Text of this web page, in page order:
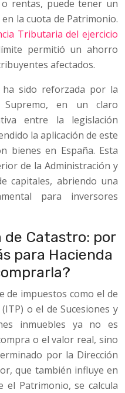
rentas, puede tener un
la cuota de Patrimonio.
Tributaria del ejercicio
permitió un ahorro
afectados.
sido reforzada por la
Supremo, en un claro
entre la legislación
la aplicación de este
bienes en España. Esta
de la Administración y
capitales, abriendo una
para inversores
de Catastro: por
para Hacienda
de impuestos como el de
o el de Sucesiones y
inmuebles ya no es
o el valor real, sino
por la Dirección
que también influye en
el Patrimonio, se calcula